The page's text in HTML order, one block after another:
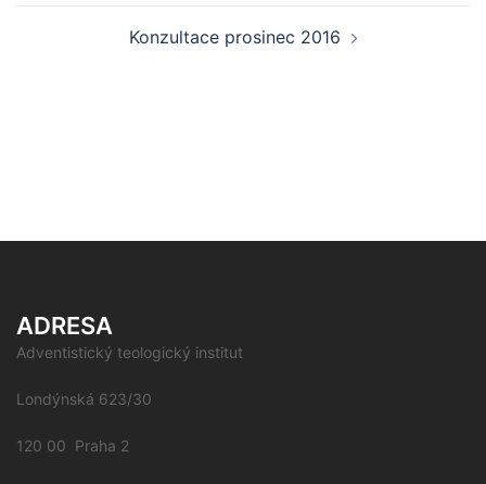
Konzultace prosinec 2016
ADRESA
Adventistický teologický institut
Londýnská 623/30
120 00 Praha 2